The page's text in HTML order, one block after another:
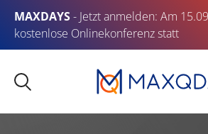
MAXDAYS- Jetzt anmelden: Am
kostenlose Onlinekonferenz statt